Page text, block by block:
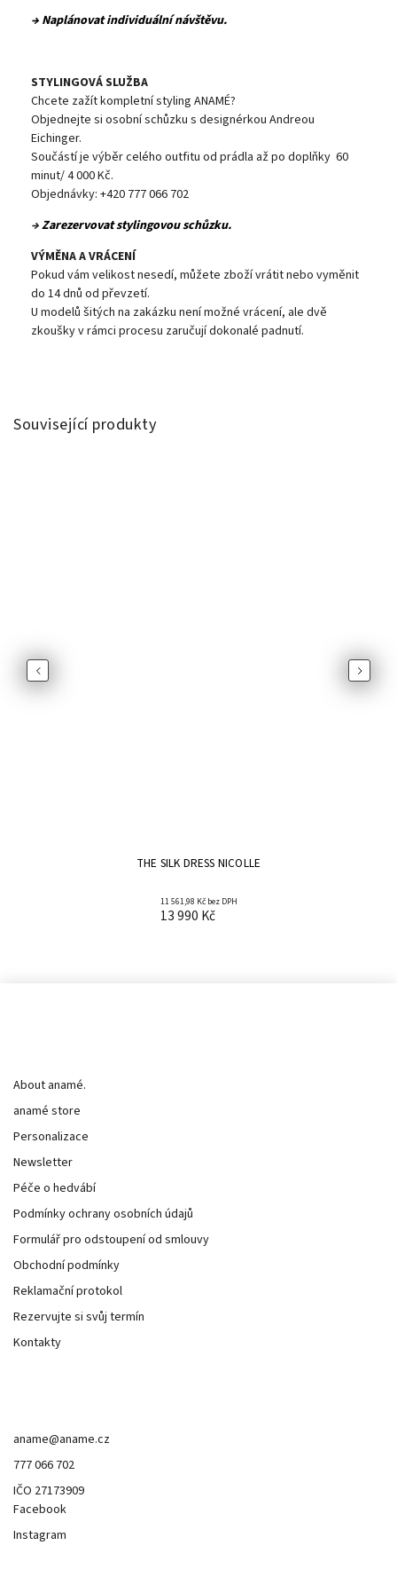
→ Naplánovat individuální návštěvu.
STYLINGOVÁ SLUŽBA
Chcete zažít kompletní styling ANAMÉ?
Objednejte si osobní schůzku s designérkou Andreou
Eichinger.
Součástí je výběr celého outfitu od prádla až po doplňky 60
minut/ 4 000 Kč.
Objednávky: +420 777 066 702
→Zarezervovat stylingovou schůzku.
VÝMĚNA A VRÁCENÍ
Pokud vám velikost nesedí, můžete zboží vrátit nebo vyměnit
do 14 dnů od převzetí.
U modelů šitých na zakázku není možné vrácení, ale dvě
zkoušky v rámci procesu zaručují dokonalé padnutí.
Související produkty
Previous
THE SILK DRESS NICOLLE
11 561,98 Kč bez DPH
13 990 Kč
Next
About anamé.
anamé store
Personalizace
Newsletter
Péče o hedvábí
Podmínky ochrany osobních údajů
Formulář pro odstoupení od smlouvy
Obchodní podmínky
Reklamační protokol
Rezervujte si svůj termín
Kontakty
aname@aname.cz
777 066 702
IČO 27173909
Facebook
Instagram